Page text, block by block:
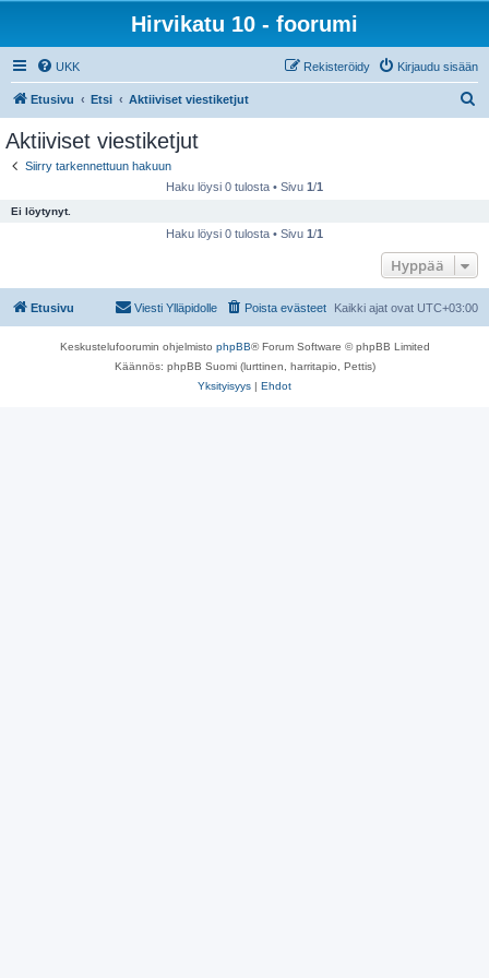
Hirvikatu 10 - foorumi
UKK Kirjaudu sisään
Rekisteröidy
Etusivu Etsi Aktiiviset viestiketjut
Aktiiviset viestiketjut
Siirry tarkennettuun hakuun
Haku löysi 0 tulosta • Sivu 1/1
Ei löytynyt.
Haku löysi 0 tulosta • Sivu 1/1
Hyppää
Etusivu Kaikki ajat ovat UTC+03:00
Poista evästeet
Viesti Ylläpidolle
Keskustelufoorumin ohjelmisto phpBB® Forum Software © phpBB Limited
Käännös: phpBB Suomi (lurttinen, harritapio, Pettis)
Yksityisyys | Ehdot